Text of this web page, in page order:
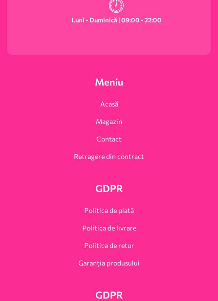
Luni - Duminică | 09:00 - 22:00
Meniu
Acasă
Magazin
Contact
Retragere din contract
GDPR
Politica de plată
Politica de livrare
Politica de retur
Garanția produsului
GDPR